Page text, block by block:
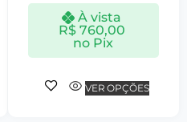
À vista
R$760,00
no Pix
VER OPÇÕES